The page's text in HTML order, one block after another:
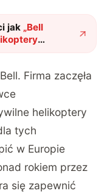
jak „Bell
"?
Firma zaczęła
helikoptery
tych
w Europie
rokiem przez
się zapewnić